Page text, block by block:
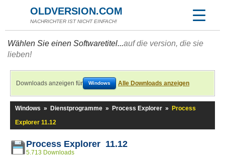
OLDVERSION.COM
NACHRICHTER IST NICHT EINFACH!
Wählen Sie einen Softwaretitel...auf die version, die sie
lieben!
Downloads anzeigen für Windows Alle Downloads anzeigen
Windows » Dienstprogramme » Process Explorer »
Process
Explorer 11.12
Process Explorer 11.12
5.713 Downloads